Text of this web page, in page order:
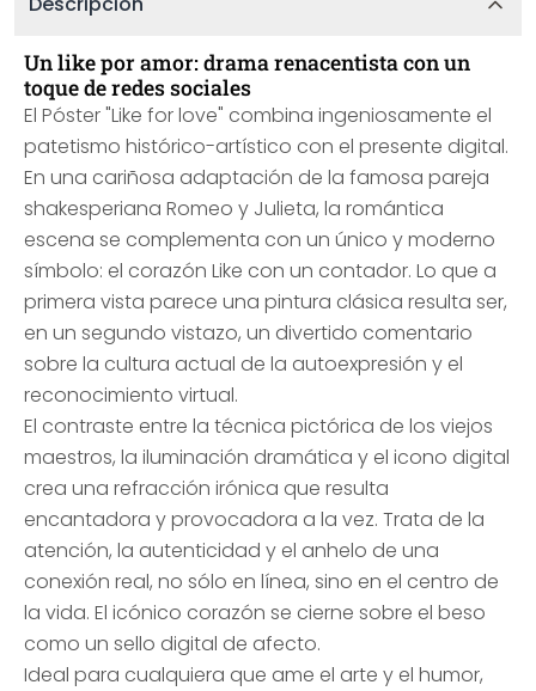
Un like por amor: drama renacentista con un
toque de redes sociales
El Póster "Like for love" combina ingeniosamente el
patetismo histórico-artístico con el presente digital.
En una cariñosa adaptación de la famosa pareja
shakesperiana Romeo y Julieta, la romántica
escena se complementa con un único y moderno
símbolo: el corazón Like con un contador. Lo que a
primera vista parece una pintura clásica resulta ser,
en un segundo vistazo, un divertido comentario
sobre la cultura actual de la autoexpresión y el
reconocimiento virtual.
El contraste entre la técnica pictórica de los viejos
maestros, la iluminación dramática y el icono digital
crea una refracción irónica que resulta
encantadora y provocadora a la vez. Trata de la
atención, la autenticidad y el anhelo de una
conexión real, no sólo en línea, sino en el centro de
la vida. El icónico corazón se cierne sobre el beso
como un sello digital de afecto.
Ideal para cualquiera que ame el arte y el humor,